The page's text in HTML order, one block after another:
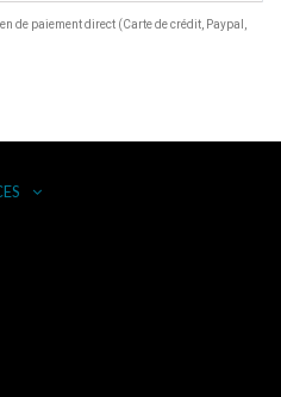
de paiement direct (Carte de crédit, Paypal,